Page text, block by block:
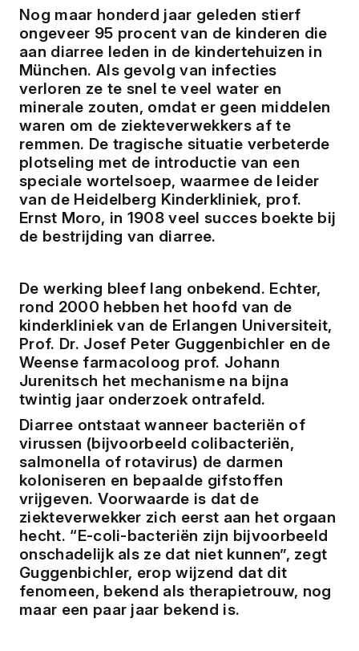
Nog maar honderd jaar geleden stierf
ongeveer 95 procent van de kinderen die
aan diarree leden in de kindertehuizen in
München. Als gevolg van infecties
verloren ze te snel te veel water en
minerale zouten, omdat er geen middelen
waren om de ziekteverwekkers af te
remmen. De tragische situatie verbeterde
plotseling met de introductie van een
speciale wortelsoep, waarmee de leider
van de Heidelberg Kinderkliniek, prof.
Ernst Moro, in 1908 veel succes boekte bij
de bestrijding van diarree.
De werking bleef lang onbekend. Echter,
rond 2000 hebben het hoofd van de
kinderkliniek van de Erlangen Universiteit,
Prof. Dr. Josef Peter Guggenbichler en de
Weense farmacoloog prof. Johann
Jurenitsch het mechanisme na bijna
twintig jaar onderzoek ontrafeld.
Diarree ontstaat wanneer bacteriën of
virussen (bijvoorbeeld colibacteriën,
salmonella of rotavirus) de darmen
koloniseren en bepaalde gifstoffen
vrijgeven. Voorwaarde is dat de
ziekteverwekker zich eerst aan het orgaan
hecht. “E-coli-bacteriën zijn bijvoorbeeld
onschadelijk als ze dat niet kunnen”, zegt
Guggenbichler, erop wijzend dat dit
fenomeen, bekend als therapietrouw, nog
maar een paar jaar bekend is.